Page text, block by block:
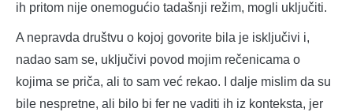
ih pritom nije onemogućio tadašnji režim, mogli uključiti.
A nepravda društvu o kojoj govorite bila je isključivi i,
nadao sam se, uključivi povod mojim rečenicama o
kojima se priča, ali to sam već rekao. I dalje mislim da su
bile nespretne, ali bilo bi fer ne vaditi ih iz konteksta, jer